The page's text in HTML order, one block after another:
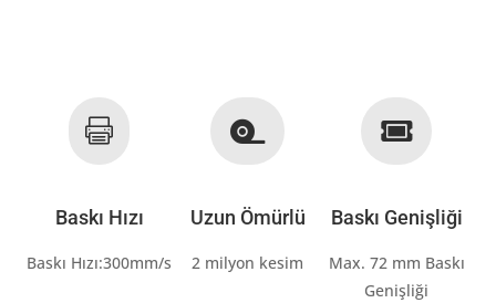

Baskı Hızı
Baskı Hızı:300mm/s

Uzun Ömürlü
2 milyon kesim

Baskı Genişliği
Max. 72 mm Baskı
Genişliği